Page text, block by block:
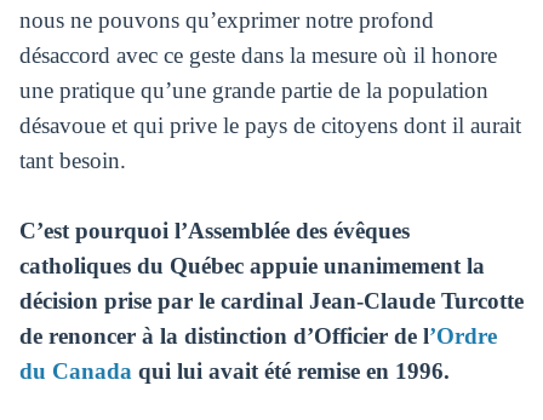
nous ne pouvons qu’exprimer notre profond
désaccord avec ce geste dans la mesure où il honore
une pratique qu’une grande partie de la population
désavoue et qui prive le pays de citoyens dont il aurait
tant besoin.
C’est pourquoi l’Assemblée des évêques
catholiques du Québec appuie unanimement la
décision prise par le cardinal Jean-Claude Turcotte
de renoncer à la distinction d’Officier de l’Ordre
du Canada qui lui avait été remise en 1996.